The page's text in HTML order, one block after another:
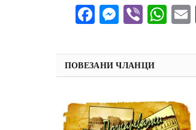
FacebookViber
ПОВЕЗАНИ ЧЛАНЦИ